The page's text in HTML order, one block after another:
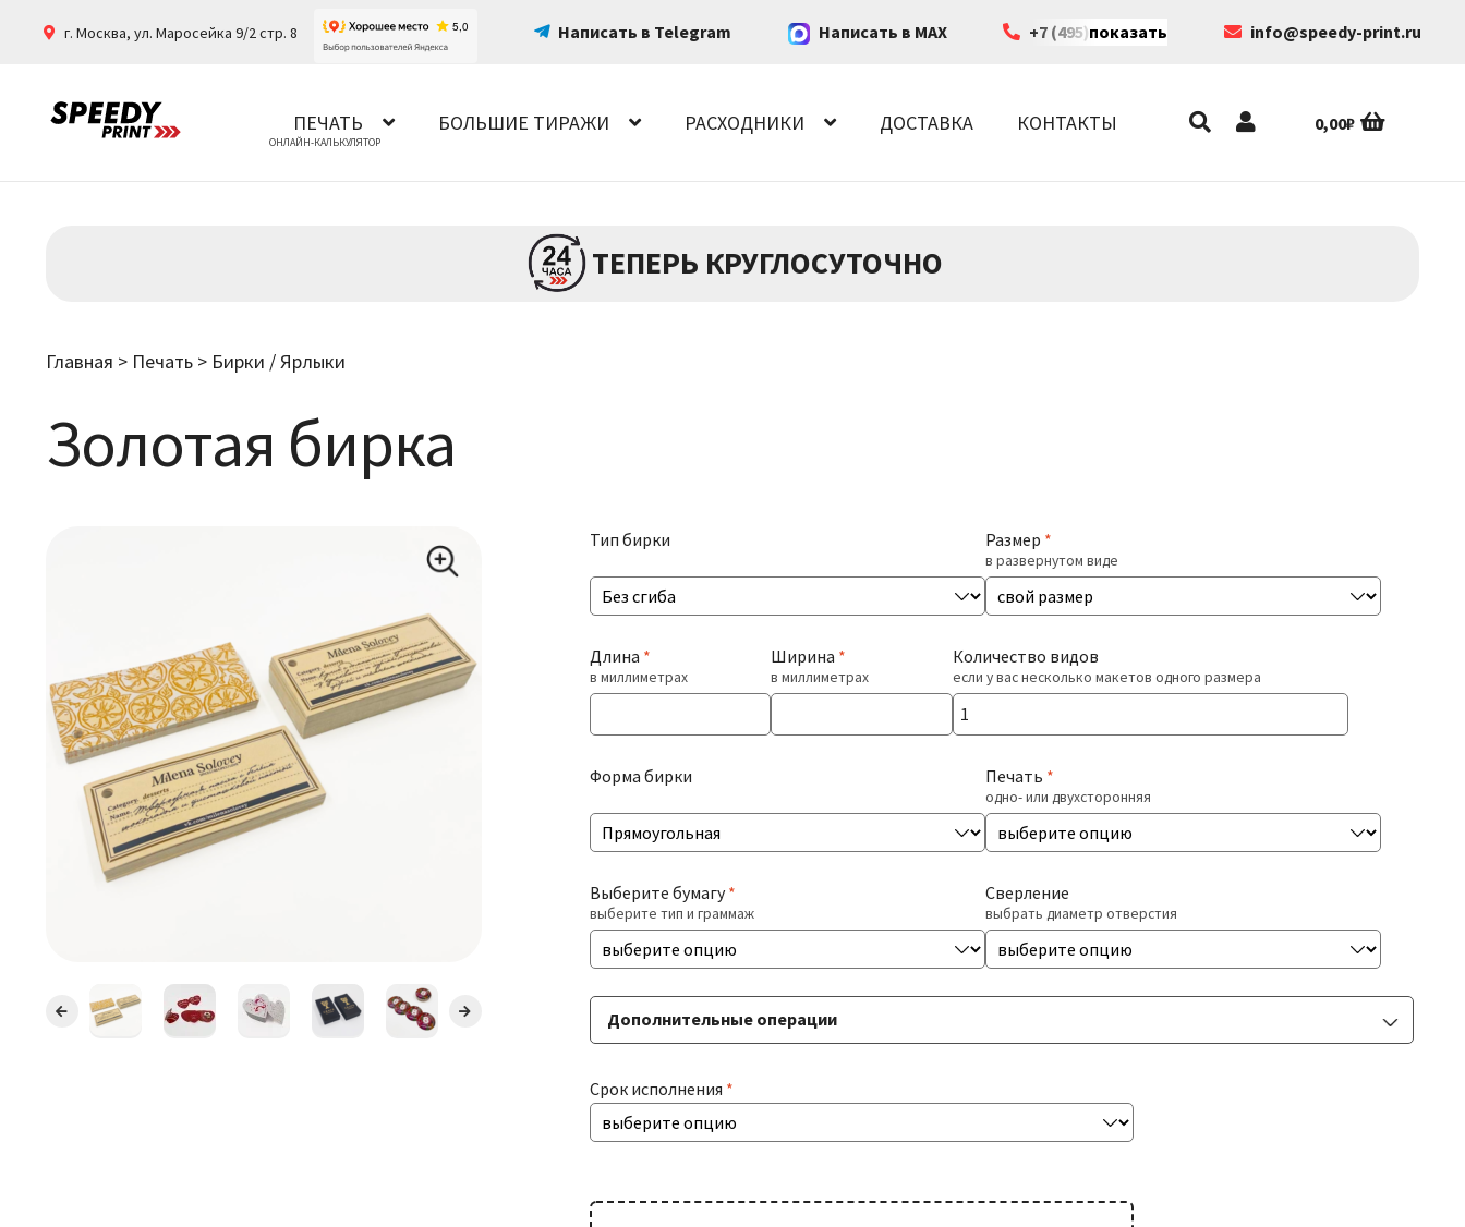
г. Москва, ул. Маросейка 9/2 стр. 8 Написать в Telegram Написать в MAX +7 (495) 199-63-35
показать info@speedy-print.ru
ПЕЧАТЬ БОЛЬШИЕ ТИРАЖИ РАСХОДНИКИ ДОСТАВКА КОНТАКТЫ 0,00₽
ТЕПЕРЬ КРУГЛОСУТОЧНО
Главная > Печать> Бирки / Ярлыки
Золотая бирка
Тип бирки Размер *
в развернутом виде
Длина *
в миллиметрах
Ширина *
в миллиметрах
Количество видов
если у вас несколько макетов одного размера
Форма бирки Печать *
одно- или двухсторонняя
Выберите бумагу *
выберите тип и граммаж
Сверление
выбрать диаметр отверстия
Дополнительные операции
если нужно нанесение фольги
углубление на месте сгиба, чтобы
Срок исполнения *